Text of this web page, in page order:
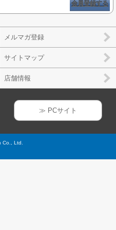
会員登録する
メルマガ登録
サイトマップ
店舗情報
≫ PCサイト
Ltd.